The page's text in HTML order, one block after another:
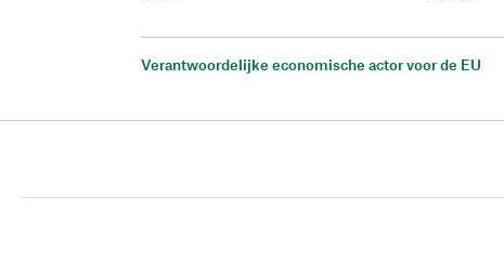
Verantwoordelijke economische actor voor de EU